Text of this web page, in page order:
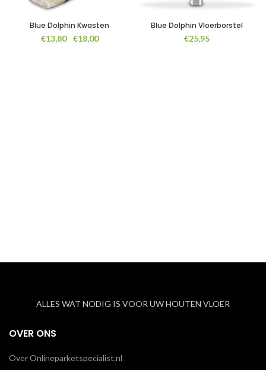
Blue Dolphin Kwasten
€13,80 - €18,00Prijsklasse:
Blue Dolphin Vloerborstel
€25,95
ALLES WAT NODIG IS VOOR UW HOUTEN VLOER
OVER ONS
Over Onlineparketspecialist.nl